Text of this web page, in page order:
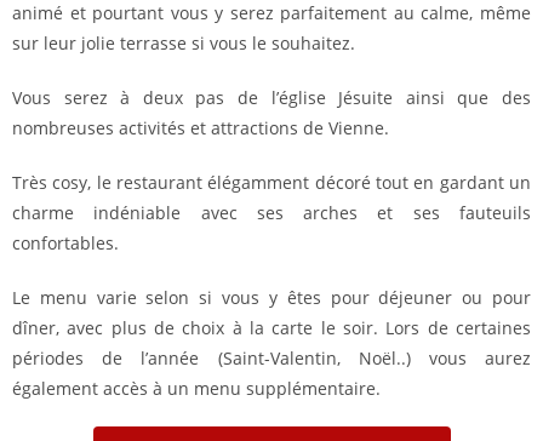
animé et pourtant vous y serez parfaitement au calme, même
sur leur jolie terrasse si vous le souhaitez.
Vous serez à deux pas de l’église Jésuite ainsi que des
nombreuses activités et attractions de Vienne.
Très cosy, le restaurant élégamment décoré tout en gardant un
charme indéniable avec ses arches et ses fauteuils
confortables.
Le menu varie selon si vous y êtes pour déjeuner ou pour
dîner, avec plus de choix à la carte le soir. Lors de certaines
périodes de l’année (Saint-Valentin, Noël..) vous aurez
également accès à un menu supplémentaire.